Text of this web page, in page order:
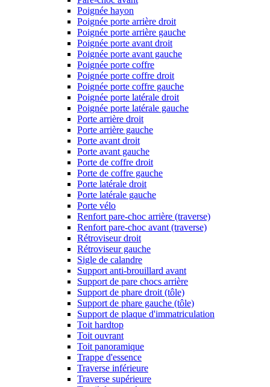
Poignée hayon
Poignée porte arrière droit
Poignée porte arrière gauche
Poignée porte avant droit
Poignée porte avant gauche
Poignée porte coffre
Poignée porte coffre droit
Poignée porte coffre gauche
Poignée porte latérale droit
Poignée porte latérale gauche
Porte arrière droit
Porte arrière gauche
Porte avant droit
Porte avant gauche
Porte de coffre droit
Porte de coffre gauche
Porte latérale droit
Porte latérale gauche
Porte vélo
Renfort pare-choc arrière (traverse)
Renfort pare-choc avant (traverse)
Rétroviseur droit
Rétroviseur gauche
Sigle de calandre
Support anti-brouillard avant
Support de pare chocs arrière
Support de phare droit (tôle)
Support de phare gauche (tôle)
Support de plaque d'immatriculation
Toit hardtop
Toit ouvrant
Toit panoramique
Trappe d'essence
Traverse inférieure
Traverse supérieure